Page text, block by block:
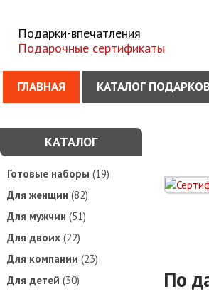
Подарки-впечатления
Подарочные сертификаты
ГЛАВНАЯ КАТАЛОГ
По
КАТАЛОГ
Готовые наборы (19)
Для женщин (82)
Для мужчин (51)
Для двоих (22)
Для компании (23)
Для детей (30)